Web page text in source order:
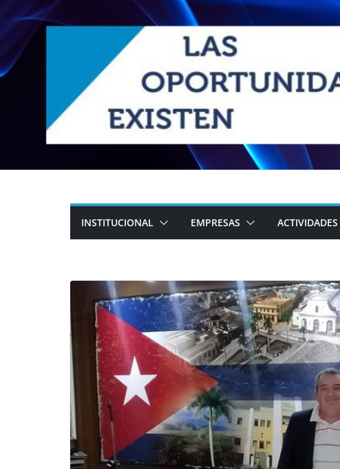
to
content
INSTITUCIONAL EMPRESAS ACTIVIDADES